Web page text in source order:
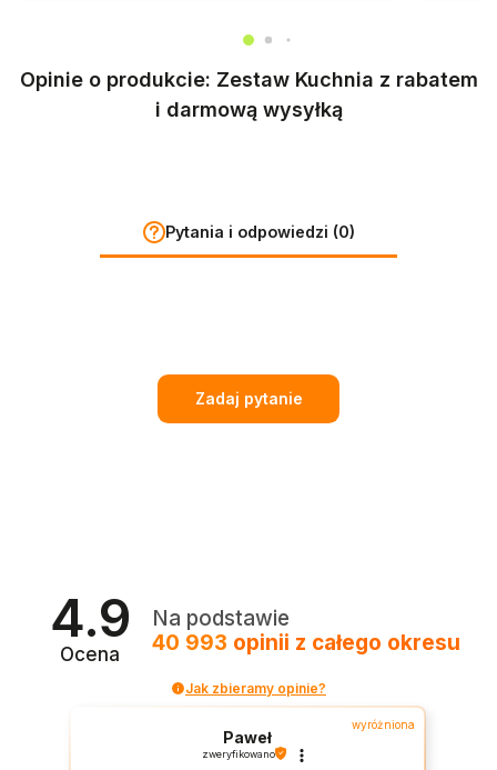
Opinie o produkcie: Zestaw Kuchnia z rabatem
i darmową wysyłką
Pytania i odpowiedzi (0)
Zadaj pytanie
4.9
Ocena
Na podstawie
40 993 opinii z całego okresu
Jak zbieramy opinie?
wyróżniona
Paweł
zweryfikowano